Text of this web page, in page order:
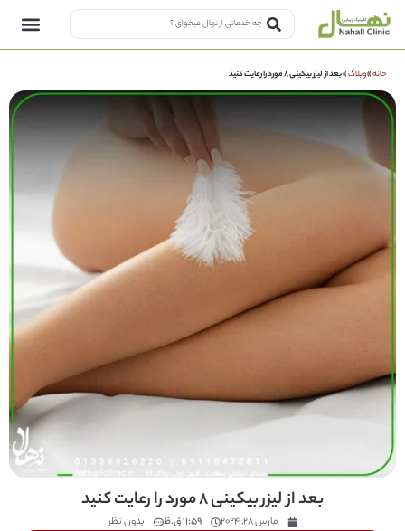
خانه»وبلاگ»بعد از لیزر بیکینی ۸ مورد را رعایت کنید
بعد از لیزر بیکینی ۸ مورد را رعایت کنید
مارس 28, 2024 11:59 ق.ظ بدون نظر